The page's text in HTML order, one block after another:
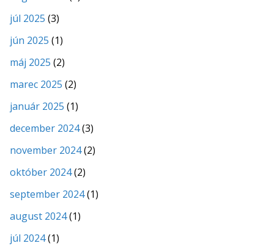
júl 2025 (3)
jún 2025 (1)
máj 2025 (2)
marec 2025 (2)
január 2025 (1)
december 2024(3)
november 2024(2)
október 2024(2)
september 2024(1)
august 2024(1)
júl 2024(1)